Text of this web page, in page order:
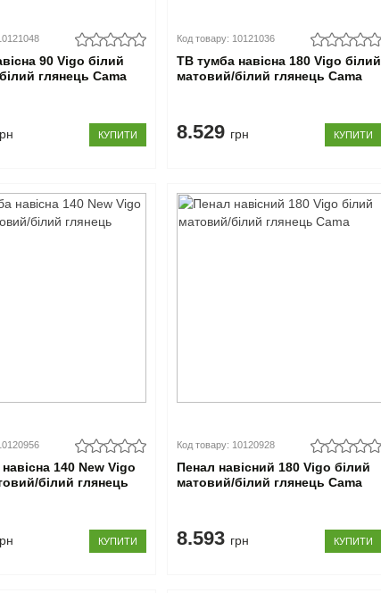
90 Vigo білий
глянець Cama
КУПИТИ
Код товару: 10121036
ТВ тумба навісна 180 Vigo білий
матовий/білий глянець Cama
8.529 грн КУПИТИ
140 New Vigo
білий глянець
КУПИТИ
Код товару: 10120928
Пенал навісний 180 Vigo білий
матовий/білий глянець Cama
8.593 грн КУПИТИ